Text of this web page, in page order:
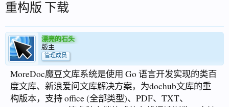
重构版 下载
漂亮的石头
版主
管理成员
MoreDoc魔豆文库系统是使用 Go 语言开发实现的类百
度文库、新浪爱问文库解决方案，为dochub文库的重
构版本，支持 office (全部类型)、PDF、TXT、